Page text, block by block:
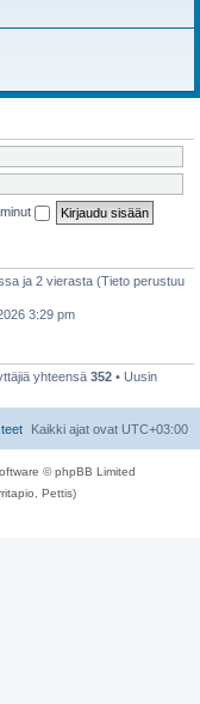
ja 2 vierasta (Tieto perustuu
3:29 pm
yhteensä 352 • Uusin
Kaikki ajat ovat UTC+03:00
© phpBB Limited
Pettis)